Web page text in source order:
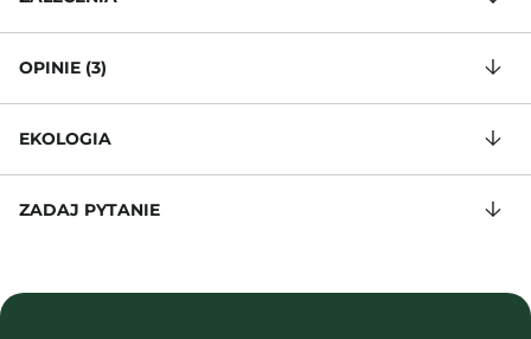
OPINIE (3)
EKOLOGIA
ZADAJ PYTANIE